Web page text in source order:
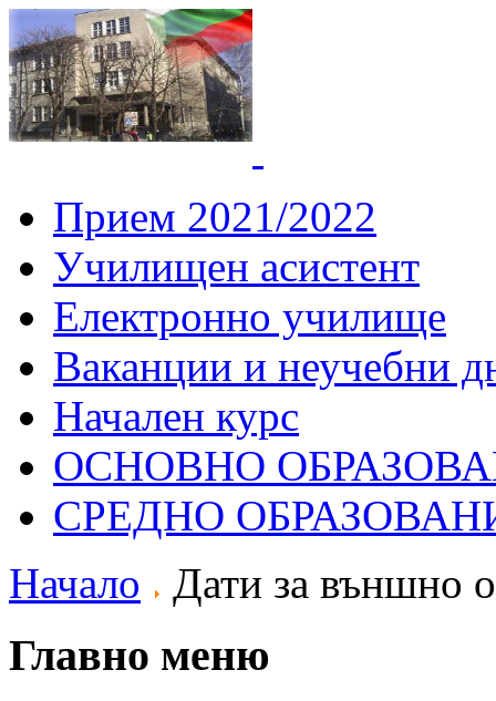
Прием 2021/2022
Училищен асистент
Електронно училище
Ваканции и неучебни
Начален курс
ОСНОВНО
СРЕДНО
Начало
Дати за външно
Главно меню